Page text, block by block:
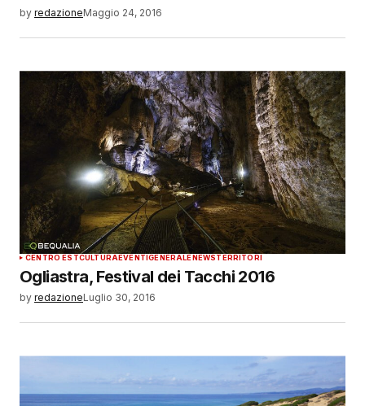
by redazioneMaggio 24, 2016
CENTRO ESTCULTURAEVENTIGENERALENEWSTERRITORI
Ogliastra, Festival dei Tacchi 2016
by redazioneLuglio 30, 2016